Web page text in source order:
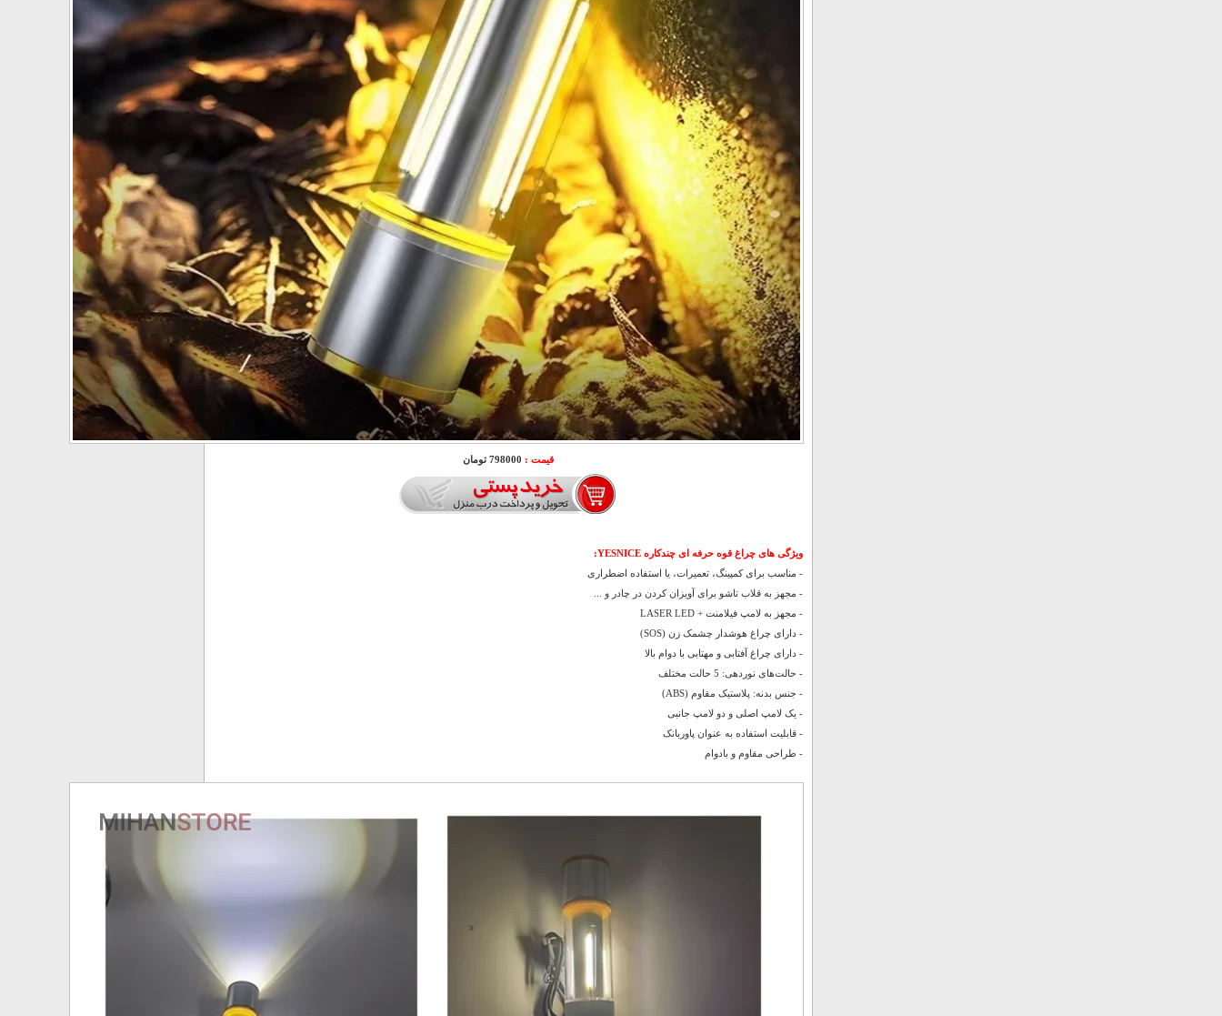
قیمت : 798000 تومان
ویژگی های چراغ قوه حرفه ای چندکاره YESNICE
:
- مناسب برای کمپینگ، تعمیرات، یا استفاده اضطراری
- مجهز به قلاب تاشو برای آویزان کردن در چادر و ...
- مجهز به لامپ فیلامنت + LASER LED
- دارای چراغ هوشدار چشمک زن (SOS)
- دارای چراغ آفتابی و مهتابی با دوام بالا
- حالت‌های نوردهی: 5 حالت مختلف
- جنس بدنه: پلاستیک مقاوم (ABS)
- یک لامپ اصلی و دو لامپ جانبی
- قابلیت استفاده به عنوان پاوربانک
- طراحی مقاوم و بادوام